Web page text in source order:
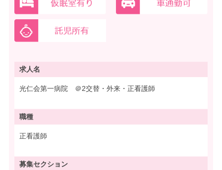
求人名
光仁会第一病院 ＠2交替・外来・正看護師
職種
正看護師
募集セクション